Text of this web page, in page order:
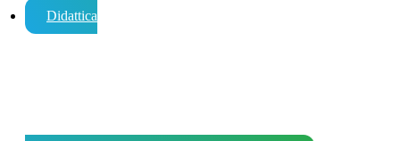
Didattica